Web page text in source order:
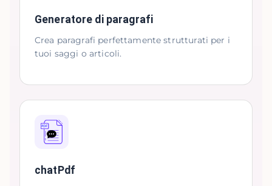
Generatore di paragrafi
Crea paragrafi perfettamente strutturati per i
tuoi saggi o articoli.
chatPdf